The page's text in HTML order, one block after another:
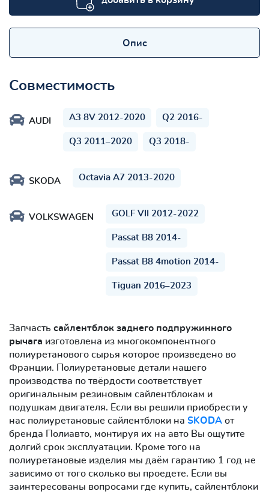
Опис
Совместимость
AUDI A3 8V 2012-2020 Q2 2016-
Q3 2011–2020 Q3 2018-
SKODA Octavia A7 2013-2020
VOLKSWAGEN GOLF VII 2012-2022
Passat B8 2014-
Passat B8 4motion 2014-
Tiguan 2016–2023
Запчасть сайлентблок заднего подпружинного
рычага изготовлена из многокомпонентного
полиуретанового сырья которое произведено во
Франции. Полиуретановые детали нашего
производства по твёрдости соответствует
оригинальным резиновым сайлентблокам и
подушкам двигателя. Если вы решили приобрести у
нас полиуретановые сайлентблоки на SKODA от
бренда Полиавто, монтируя их на авто Вы ощутите
долгий срок эксплуатации. Кроме того на
полиуретановые изделия мы даём гарантию 1 год не
зависимо от того сколько вы проедете. Если вы
заинтересованы вопросами где купить, сайлентблоки